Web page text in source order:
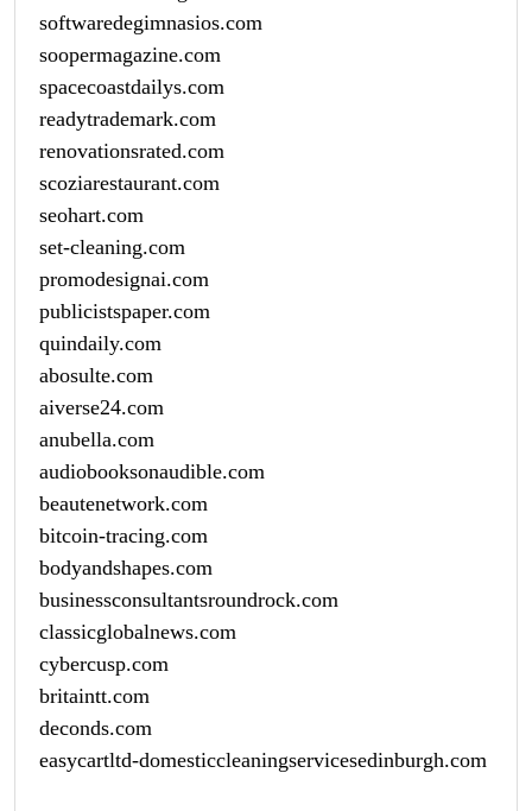
softwaredegimnasios.com
soopermagazine.com
spacecoastdailys.com
readytrademark.com
renovationsrated.com
scoziarestaurant.com
seohart.com
set-cleaning.com
promodesignai.com
publicistspaper.com
quindaily.com
abosulte.com
aiverse24.com
anubella.com
audiobooksonaudible.com
beautenetwork.com
bitcoin-tracing.com
bodyandshapes.com
businessconsultantsroundrock.com
classicglobalnews.com
cybercusp.com
britaintt.com
deconds.com
easycartltd-domesticcleaningservicesedinburgh.com